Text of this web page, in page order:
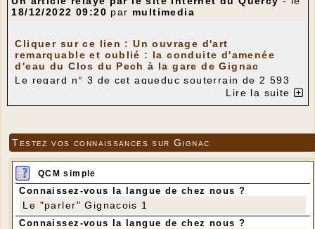
18/12/2022 09:20 par multimedia
Cliquer sur ce lien : Un ouvrage d'art
remarquable et oublié : la conduite d'amenée
d'eau du Clos du Pech à la gare de Gignac
Le regard n° 3 de cet aqueduc souterrain de 2 593
mètres de longueur est situé au centre du
lotissement communal du Vignal (achat du terrain
il ne s'agit pas du tout d'un puits, mais d'un regard
au fond duquel est installée une valve à fermeture
automatique pour maintenir le niveau de l’eau à la
cote 304,00, niveau de l’eau dans le réservoir de
400 m3 de La Blénie. Peut-être serait-il judicieux
d'installer près de ce regard, un jour, un panneau
informatif pour que cet élément patrimonial ne
tombe pas complètement dans l'oubli ?
Lire la suite
Testez vos connaissances sur Gignac
QCM simple
Connaissez-vous la langue de chez nous ?
Le "parler" Gignacois 1
Connaissez-vous la langue de chez nous ?